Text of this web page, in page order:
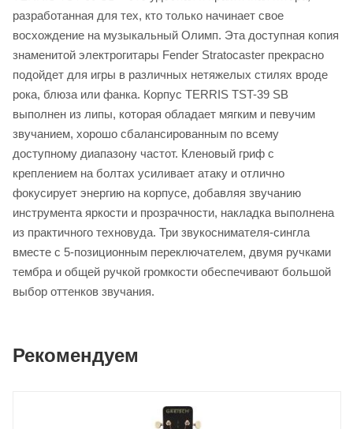
разработанная для тех, кто только начинает свое
восхождение на музыкальный Олимп. Эта доступная копия
знаменитой электрогитары Fender Stratocaster прекрасно
подойдет для игры в различных нетяжелых стилях вроде
рока, блюза или фанка. Корпус TERRIS TST-39 SB
выполнен из липы, которая обладает мягким и певучим
звучанием, хорошо сбалансированным по всему
доступному диапазону частот. Кленовый гриф с
креплением на болтах усиливает атаку и отлично
фокусирует энергию на корпусе, добавляя звучанию
инструмента яркости и прозрачности, накладка выполнена
из практичного техновуда. Три звукоснимателя-сингла
вместе с 5-позиционным переключателем, двумя ручками
тембра и общей ручкой громкости обеспечивают большой
выбор оттенков звучания.
Рекомендуем